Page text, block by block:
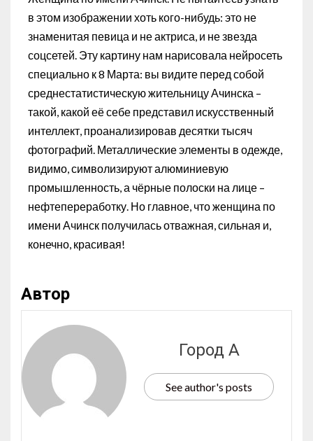
в этом изображении хоть кого-нибудь: это не
знаменитая певица и не актриса, и не звезда
соцсетей. Эту картину нам нарисовала нейросеть
специально к 8 Марта: вы видите перед собой
среднестатистическую жительницу Ачинска –
такой, какой её себе представил искусственный
интеллект, проанализировав десятки тысяч
фотографий. Металлические элементы в одежде,
видимо, символизируют алюминиевую
промышленность, а чёрные полоски на лице –
нефтепереработку. Но главное, что женщина по
имени Ачинск получилась отважная, сильная и,
конечно, красивая!
Автор
Город А
See author's posts